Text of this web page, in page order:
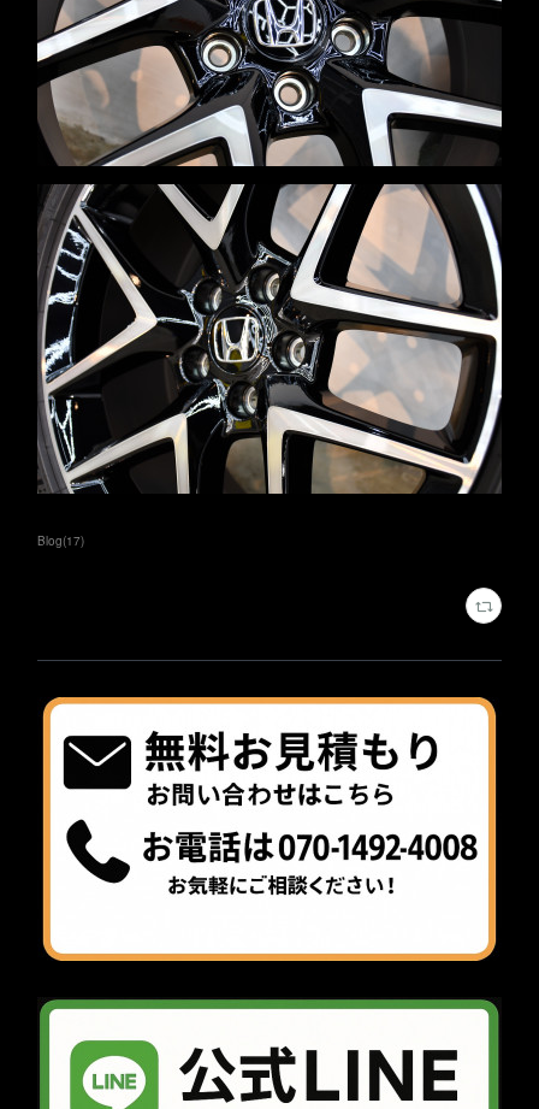
Blog(17)